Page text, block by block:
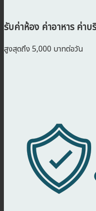
รับค่าห้อง ค่าอาหาร ค่าบ
สูงสุดถึง 5,000 บาทต่อวัน